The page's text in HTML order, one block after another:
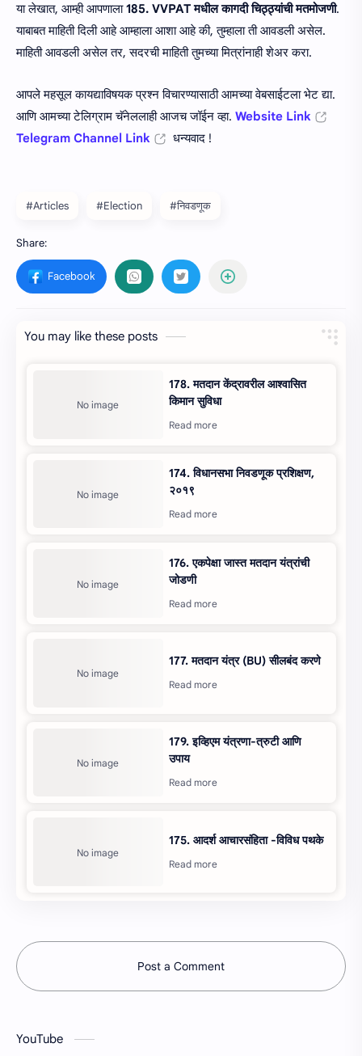
या लेखात, आम्ही आपणाला185. VVPAT मधील कागदी चिठ्ठ्यांची मतमोजणी.
याबाबत माहिती दिली आहे आम्हाला आशा आहे की, तुम्हाला ती आवडली असेल.
माहिती आवडली असेल तर, सदरची माहिती तुमच्या मित्रांनाही शेअर करा.
आपले महसूल कायद्याविषयक प्रश्न विचारण्यासाठी आमच्या वेबसाईटला भेट द्या.
आणि आमच्या टेलिग्राम चॅनेललाही आजच जॉईन व्हा. Website Link
Telegram Channel Link
धन्यवाद !
#Articles #Election #निवडणूक
You may like these posts
178. मतदान केंद्रावरील आश्वासित
किमान सुविधा
174. विधानसभा निवडणूक प्रशिक्षण,
२०१९
176. एकपेक्षा जास्त मतदान यंत्रांची
जोडणी
177. मतदान यंत्र (BU) सीलबंद करणे
179. इव्हिएम यंत्रणा-त्रुटी आणि
उपाय
175. आदर्श आचारसंहिता -विविध पथके
Post a Comment
YouTube